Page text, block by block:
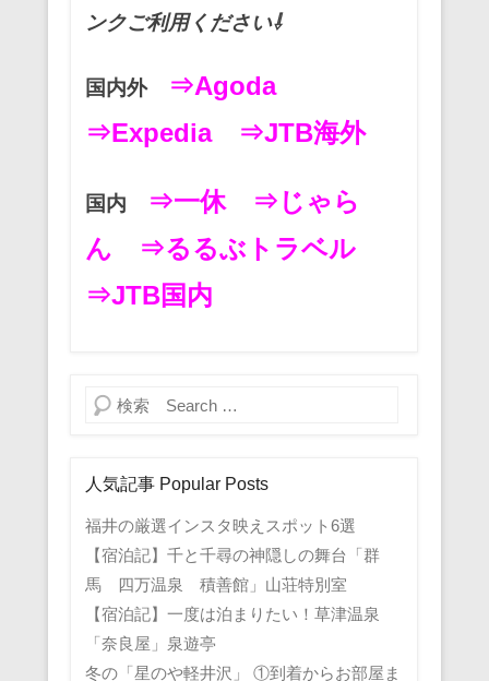
ンクご利用ください⇩
国内外
⇒Agoda
⇒Expedia
⇒JTB海外
国内 ⇒一休
⇒じゃら
ん
⇒るるぶトラベル
⇒JTB国内
検索
人気記事 Popular Posts
福井の厳選インスタ映えスポット6選
【宿泊記】千と千尋の神隠しの舞台「群
馬 四万温泉 積善館」山荘特別室
【宿泊記】一度は泊まりたい！草津温泉
「奈良屋」泉遊亭
冬の「星のや軽井沢」 ①到着からお部屋ま